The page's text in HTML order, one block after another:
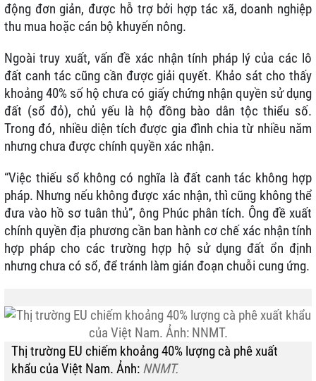
động đơn giản, được hỗ trợ bởi hợp tác xã, doanh nghiệp
thu mua hoặc cán bộ khuyến nông.
Ngoài truy xuất, vấn đề xác nhận tính pháp lý của các lô
đất canh tác cũng cần được giải quyết. Khảo sát cho thấy
khoảng 40% số hộ chưa có giấy chứng nhận quyền sử dụng
đất (sổ đỏ), chủ yếu là hộ đồng bào dân tộc thiểu số.
Trong đó, nhiều diện tích được gia đình chia từ nhiều năm
nhưng chưa được chính quyền xác nhận.
“Việc thiếu sổ không có nghĩa là đất canh tác không hợp
pháp. Nhưng nếu không được xác nhận, thì cũng không thể
đưa vào hồ sơ tuân thủ”, ông Phúc phân tích. Ông đề xuất
chính quyền địa phương cần ban hành cơ chế xác nhận tính
hợp pháp cho các trường hợp hộ sử dụng đất ổn định
nhưng chưa có sổ, để tránh làm gián đoạn chuỗi cung ứng.
Thị trường EU chiếm khoảng 40% lượng cà phê xuất
khẩu của Việt Nam. Ảnh: NNMT.